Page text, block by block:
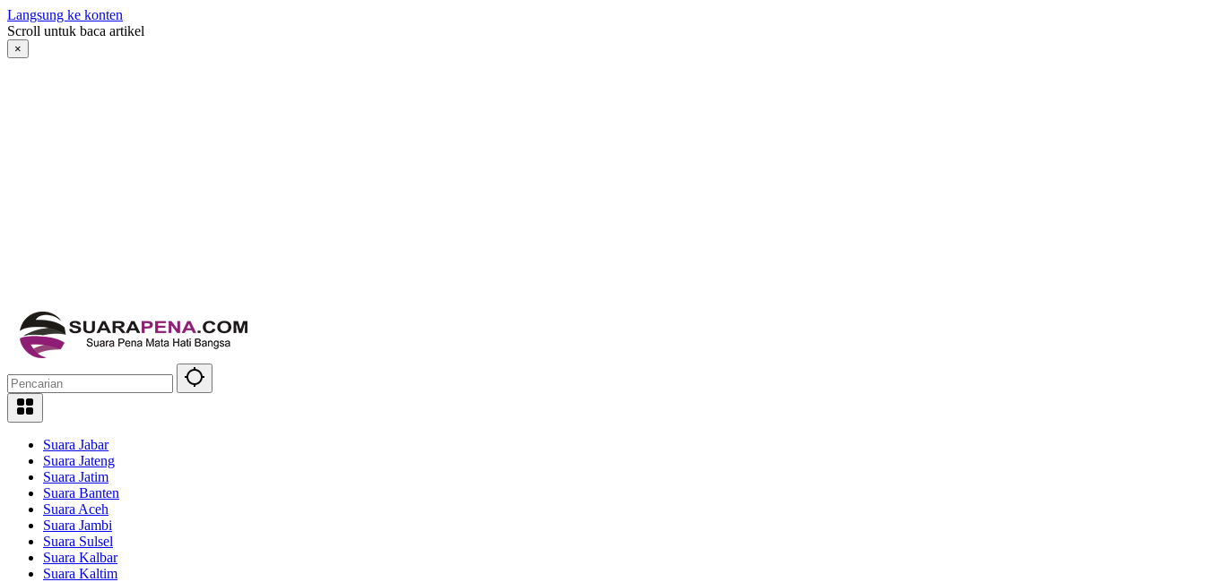
Langsung ke konten
Scroll untuk baca artikel
×
Suara Jabar
Suara Jateng
Suara Jatim
Suara Banten
Suara Aceh
Suara Jambi
Suara Sulsel
Suara Kalbar
Suara Kaltim